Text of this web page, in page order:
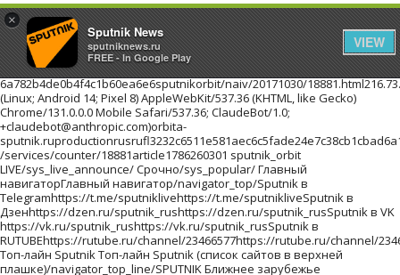
6a782b4de0b4f4c1b60ea6e6sputnikorbit/naiv/20171030/18881.html216.73.217.55Mozilla/5.0 (Linux; Android 14; Pixel 8) AppleWebKit/537.36 (KHTML, like Gecko) Chrome/131.0.0.0 Mobile Safari/537.36; ClaudeBot/1.0; +claudebot@anthropic.com)orbita-sputnik.ruproductionrusrufl3232c6511e581aec6c5fade24e7c38cb1cbad6a1aa46d495201710301//images/https://id.sputniknews.com/images/orbit/110001000030000https://cm.sputniknews.com/chatf4uoHwgT3L1productionhttps://sputniknews.ru.sputniknews.ru4419376 /services/counter/18881article1786260301 sputnik_orbit LIVE/sys_live_announce/ Срочно/sys_popular/ Главный навигаторГлавный навигатор/navigator_top/Sputnik в Telegramhttps://t.me/sputniklivehttps://t.me/sputnikliveSputnik в Дзенhttps://dzen.ru/sputnik_rushttps://dzen.ru/sputnik_rusSputnik в VK https://vk.ru/sputnik_rushttps://vk.ru/sputnik_rusSputnik в RUTUBEhttps://rutube.ru/channel/23466577https://rutube.ru/channel/23466577 Топ-лайн Sputnik Топ-лайн Sputnik (список сайтов в верхней плашке)/navigator_top_line/SPUTNIK Ближнее зарубежье https://sputniknews.ru/https://sputniknews.ru/ Навигатор подвалНавигатор подвал/navigator_bottom/Sputnik в Telegramhttps://t.me/sputniklivehttps://t.me/sputniklive Sputnik в Дзенhttps://dzen.ru/sputnik_rushttps://dzen.ru/sputnik_rus Sputnik в VK https://vk.com/sputnik_rushttps://vk.com/sputnik_rus Sputnik в RUTUBEhttps://rutube.ru/channel/23466577https://rutube.ru/channel/23466577 НавигаторНавигатор нижний футер для Политик и т.п./navigator_policy/Политика конфиденциальности/docs/about/privacy_policy.html/docs/about/privacy_policy.html Политика использования Cookie/docs/about/cookie_policy.html/docs/about/cookie_policy.html Правила применения рекомендательных технологий/docs/about/privacy_policy.html#privacy_policy/docs/about/privacy_policy.html#privacy_policy архивlist_kw1 * list_kw2 * list_kw3/archive/Ты супер! Второй сезон!940551c8665e4018b624a988fd22d95f/projects/20180215/19023.htmlТы супер! Второй сезон!Ты супер! Второй сезон!Ты супер! Второй сезон!ty-super-vtorojj-sezon Ты супер! Второй сезон! ПроектыПроекты/projects/Самую многочисленную группу женщин и детей, спасенных из горячих точек Ближнего Востока, доставят в субботу в Грозный спецрейсом из сирийского Хмеймима, сообщила РИА Новости в пятницу член СПЧ при главе Чечни Хеда Саратова.a7aafa959366b1536e13dc09b87a052e/wfys_2017/20171020/18042.htmlПервый рейс из Сирии доставит в Грозный группу спасенных женщин и детейСамую многочисленную группу женщин и детей, спасенных из горячих точек Ближнего Востока, доставят в субботу в Грозный спецрейсом из сирийского Хмеймима, сообщила РИА Новости в пятницу член СПЧ при главе Чечни Хеда Саратова.pervyjj-rejjs-iz-sirii-dostavit-v-groznyjj-gruppu-spasennykh-zhenshhin-i-detejj WFYS-2017WFYS-2017/wfys_2017/Мужчина с ножом напал на посетителей торгового центра на юго-востоке Польши, сообщает радиостанция RFM FM. Один человек погиб, еще восемь получили ранения.2b27cdb07bc2eb7a71c2b953f1777c13/wfys_2017/20171020/18035.htmlВ Польше мужчина с ножом напал на посетителей торгового центраМужчина с ножом напал на посетителей торгового центра на юго-востоке Польши, сообщает радиостанция RFM FM. Один человек погиб, еще восемь получили ранения.v-polshe-muzhchina-s-nozhom-napal-na-posetitelejj-torgovogo-centra WFYS-2017WFYS-2017/wfys_2017/Около тысячи гостей приглашены на премьеру "Матильды" в Петербурге, которая состоится 23 октября в Мариинском театре, сообщил РИА Новости представитель организатора кинопоказа.e207a4eb8e2cc1ed90f6dace8bc7f266/wfys_2017/20171020/18029.htmlНа премьеру "Матильды" в Петербурге приглашены около тысячи гостейОколо тысячи гостей приглашены на премьеру "Матильды" в Петербурге, которая состоится 23 октября в Мариинском театре, сообщил РИА Новости представитель организатора кинопоказа.na-premeru-matildy-v-peterburge-priglasheny-okolo-tysjachi-gostejj WFYS-2017WFYS-2017/wfys_2017/Правительство Испании на заседании в предстоящую субботу намерено применить статью 155 Конституции страны, предполагающую возможность приостановки автономного статуса Каталонии, заявил испанский премьер Мариано Рахой на пресс-конференции в Брюсселе.67e8a19faa971a455b368320404caeaf/wfys_2017/20171020/18024.htmlМадрид в субботу применит статью Конституции, лишающую Каталонию автономииПравительство Испании на заседании в предстоящую субботу намерено применить статью 155 Конституции страны, предполагающую возможность приостановки автономного статуса Каталонии, заявил испанский премьер Мариано Рахой на пресс-конференции в Брюсселе.madrid-v-subbotu-primenit-statju-konstitucii-lishajushhuju-kataloniju-avtonomii WFYS-2017WFYS-2017/wfys_2017/ архивlist_kw1 * list_kw2 * list_kw3/archive/ Инфографика/sys_infographics/b059c3cfb8f6f2a2bded5da6f13eaae2/20210401/obrazovanie-lidery-strany-byvshee-ussr-1033117848.htmlОбразование лидеров стран бывшего СССРОпыт президента далеко не исчерпывается его образованием, но все же это важный фактор становления личности. Где учились лидеры стран бывшего СССР - в инфографикеobrazovanie-liderov-stran-byvshego-sssrobrazovanie-lidery-strany-byvshee-ussr0/20210401/obrazovanie-lidery-strany-byvshee-ussr-1033117848.htmlИнфографикаНовости и события Таджикистана в формате инфографика/infographics/truetruetrueИнфографикаСмотрите инфографики об актуальных событиях в России, Таджикистане и мире на сайте Sputnik ТаджикистанИнфографикаГде учились лидеры стран бывшего СССРГде учились лидеры стран бывшего СССРИнфографика1034271979sputnik_infographicsSputnik/c79d9d/07e5/04/01/1033116733.png099801497/07e5/04/01/1033116733.png09984631212/07e5/04/01/1033116733.png099810701236/07e5/04/01/1033116733.png09989871320/07e5/04/01/1033116733.png09989041403/07e5/04/01/1033116733.png09988211486/07e5/04/01/1033116733.png09989541353/07e5/04/01/1033116733.png09988731434/07e5/04/01/1033116733.png09986541652/07e5/04/01/1033116733.png099802307/07e5/04/01/1033116733.png/07e5/04/01/1033116733.png/07e5/04/01/1033116733.png/07e5/04/01/1033116733.png0998362971/07e5/04/01/1033116733.png0998390943/07e5/04/01/1033116733.png0998334999/07e5/04/01/1033116733.png09982941039/07e5/04/01/1033116733.png09983101023/07e5/04/01/1033116733.png09981681166/07e5/04/01/1033116733.png0998344989/07e5/04/01/1033116733.png0998411922/07e5/04/01/1033116733.png099801395/07e5/04/01/1033116733.png09981771156/07e5/04/01/1033116733.png0998384949/07e5/04/01/1033116733.png0998359974/07e5/04/01/1033116733.png09981181215/07e5/04/01/1033116733.png0998353980/07e5/04/01/1033116733.png01000396937/07e5/04/01/1033116733.png09983151018/07e5/04/01/1033116733.png0998358975/07e5/04/01/1033116733.png09982921041/07e5/04/01/1033116733.png09983011032/07e5/04/01/1033116733.png09982511082/07e5/04/01/1033116733.png01036373961/07e5/04/01/1033116733.png09983101023/07e5/04/01/1033116733.png012003291004/07e5/04/01/1033116733.png09981681166/07e5/04/01/1033116733.png0998401932/07e5/04/01/1033116733.png01000447887/07e5/04/01/1033116733.png0998386947 Видеоhttps://tj.sputniknews.ru/video/https://tj.sputniknews.ru/video/ Фотоленты/sys_photo/abee0543fb5a22545ed4f47ad4daab24/20210405/foto-katoliki-easter-2021-1033135838.htmlПасха в маске: католики со всего мира отметили христианский праздник - фотоПоследователи Евангелическо-лютеранской и Римско-католической церквей отметили Пасху, или Воскресение Христовоpaskha-v-maske-katoliki-so-vsego-mira-otmetili-khristianskijj-prazdnik--fotofoto-katoliki-easter-2021/20210405/foto-katoliki-easter-2021-1033135838.htmlФотоФото: последние новости Таджикистана и мира в фотографиях/photo/truetruetrueФотофото фотография снимок кадр Самые интересные и яркие фотографии с места событий - смотрите на сайте Sputnik ТаджикистанФотоВерующая на
×
Sputnik News
sputniknews.ru
FREE - In Google Play
VIEW